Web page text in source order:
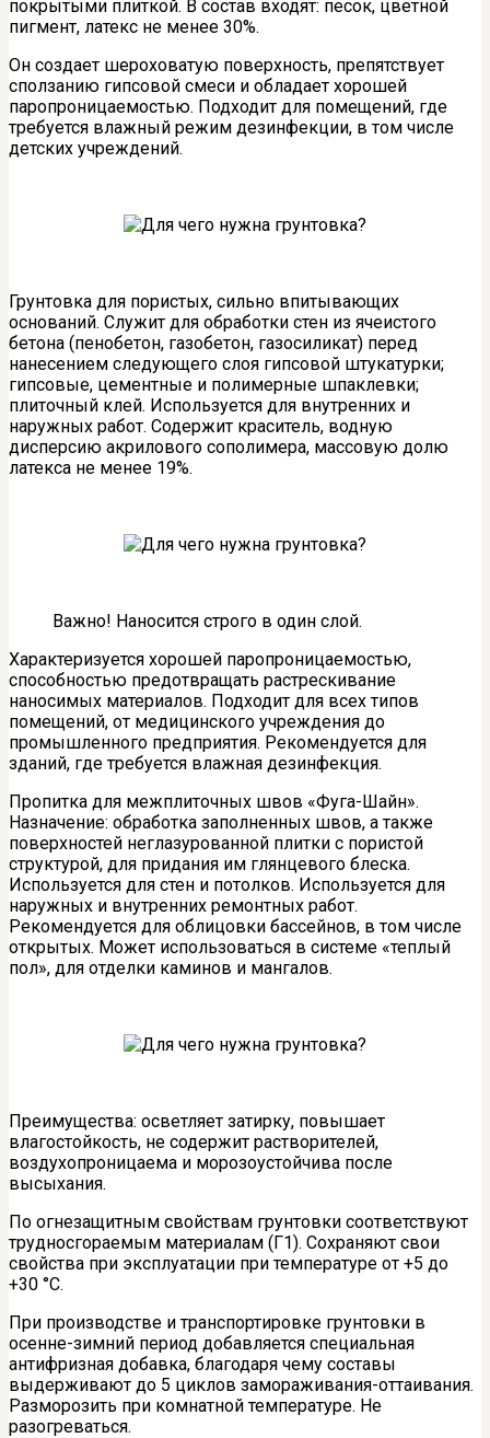
покрытыми плиткой. В состав входят: песок, цветной
пигмент, латекс не менее 30%.
Он создает шероховатую поверхность, препятствует
сползанию гипсовой смеси и обладает хорошей
паропроницаемостью. Подходит для помещений, где
требуется влажный режим дезинфекции, в том числе
детских учреждений.
Грунтовка для пористых, сильно впитывающих
оснований. Служит для обработки стен из ячеистого
бетона (пенобетон, газобетон, газосиликат) перед
нанесением следующего слоя гипсовой штукатурки;
гипсовые, цементные и полимерные шпаклевки;
плиточный клей. Используется для внутренних и
наружных работ. Содержит краситель, водную
дисперсию акрилового сополимера, массовую долю
латекса не менее 19%.
Важно! Наносится строго в один слой.
Характеризуется хорошей паропроницаемостью,
способностью предотвращать растрескивание
наносимых материалов. Подходит для всех типов
помещений, от медицинского учреждения до
промышленного предприятия. Рекомендуется для
зданий, где требуется влажная дезинфекция.
Пропитка для межплиточных швов «Фуга-Шайн».
Назначение: обработка заполненных швов, а также
поверхностей неглазурованной плитки с пористой
структурой, для придания им глянцевого блеска.
Используется для стен и потолков. Используется для
наружных и внутренних ремонтных работ.
Рекомендуется для облицовки бассейнов, в том числе
открытых. Может использоваться в системе «теплый
пол», для отделки каминов и мангалов.
Преимущества: осветляет затирку, повышает
влагостойкость, не содержит растворителей,
воздухопроницаема и морозоустойчива после
высыхания.
По огнезащитным свойствам грунтовки соответствуют
трудносгораемым материалам (Г1). Сохраняют свои
свойства при эксплуатации при температуре от +5 до
+30 °С.
При производстве и транспортировке грунтовки в
осенне-зимний период добавляется специальная
антифризная добавка, благодаря чему составы
выдерживают до 5 циклов замораживания-оттаивания.
Разморозить при комнатной температуре. Не
разогреваться.